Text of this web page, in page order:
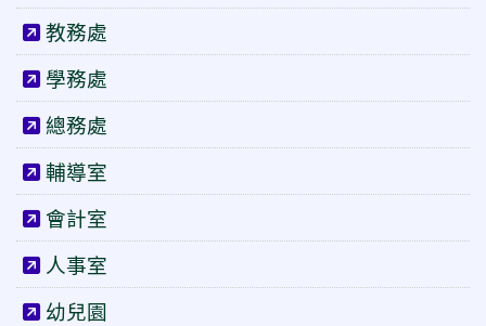
教務處
學務處
總務處
輔導室
會計室
人事室
幼兒園